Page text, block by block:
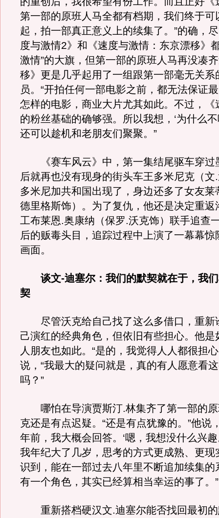
第一部的原班人马全都有档期，我们终于可
起，拍一部真正意义上的续集了。”的确，
度与激情2》和《速度与激情：东京漂移》
激情”的大旗，但第一部的原班人马再没凑
移》更是几乎起用了一组跟第一部毫无关系
员。“开拍任何一部电影之前，都无法保证
怎样的电影，商业大片尤其如此。不过，《
的粉丝基础的确够强。所以我想，‘为什么
还可以趁机和老朋友们聚聚。”
《赛车风云》中，第一集结尾驱车穿过
后就再也没有现身的街头车王多米尼克（文
多米尼加共和国出现了，身边还多了女友莱
德里格斯饰）。为了复仇，他还是决定重返
工布莱恩.奥康纳（保罗.沃克饰）联手追查
后的贩毒头目，追踪过程中上演了一幕幕惊
画面。
谈文-迪塞尔：我们的默契就在于，我
契
尽管沃克给自己找了这么多借口，重新
己演红的经典角色，但依旧有些担心。他是
人朋友也如此。“是的，我觉得人人都很担
说，“我最大的疑问就是，真的有人愿意看
吗？”
哪怕在导演贾斯汀.林集齐了第一部的原
克还是有点迟疑。“还是有点犹豫的。”他说
年前，我大概会回答。‘嗯，我想没什么兴趣
我年纪大了几岁，思考的方式更成熟、更现
识到，能在一部过去八年里不断追加续集的
有一个角色，其实已经算相当幸运的事了。”
重新搭档硬汉文.迪塞尔能否找回最初的